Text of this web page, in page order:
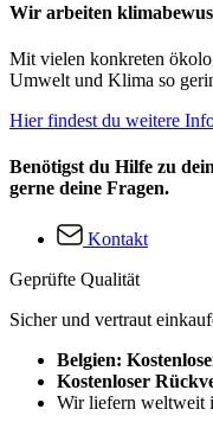
Wir arbeiten
Mit vielen konkreten
Umwelt und Klima so
Hier findest du weitere
Benötigst du Hilfe zu
gerne deine Fragen.
Kontakt
Geprüfte Qualität
Sicher und vertraut
Belgien:
Kostenloser
Wir liefern weltweit